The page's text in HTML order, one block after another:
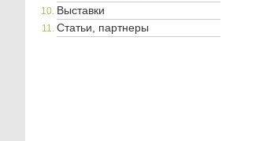
Выставки
Статьи, партнеры